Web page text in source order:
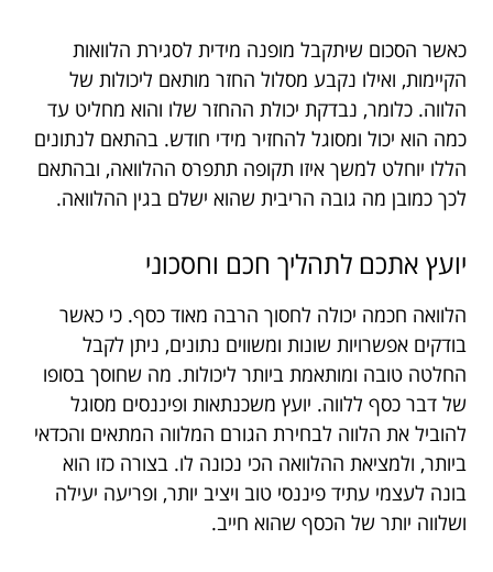
כאשר הסכום שיתקבל מופנה מידית לסגירת הלוואות
הקיימות, ואילו נקבע מסלול החזר מותאם ליכולות של
הלווה. כלומר, נבדקת יכולת ההחזר שלו והוא מחליט עד
כמה הוא יכול ומסוגל להחזיר מידי חודש. בהתאם לנתונים
הללו יוחלט למשך איזו תקופה תתפרס ההלוואה, ובהתאם
לכך כמובן מה גובה הריבית שהוא ישלם בגין ההלוואה.
יועץ אתכם לתהליך חכם וחסכוני
הלוואה חכמה יכולה לחסוך הרבה מאוד כסף. כי כאשר
בודקים אפשרויות שונות ומשווים נתונים, ניתן לקבל
החלטה טובה ומותאמת ביותר ליכולות. מה שחוסך בסופו
של דבר כסף ללווה. יועץ משכנתאות ופיננסים מסוגל
להוביל את הלווה לבחירת הגורם המלווה המתאים והכדאי
ביותר, ולמציאת ההלוואה הכי נכונה לו. בצורה כזו הוא
בונה לעצמי עתיד פיננסי טוב ויציב יותר, ופריעה יעילה
ושלווה יותר של הכסף שהוא חייב.